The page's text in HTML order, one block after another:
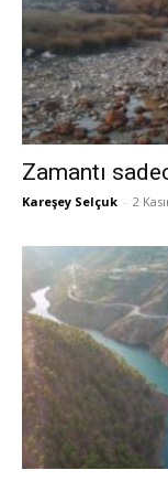
Zamantı
Kareşey Selçuk - 2